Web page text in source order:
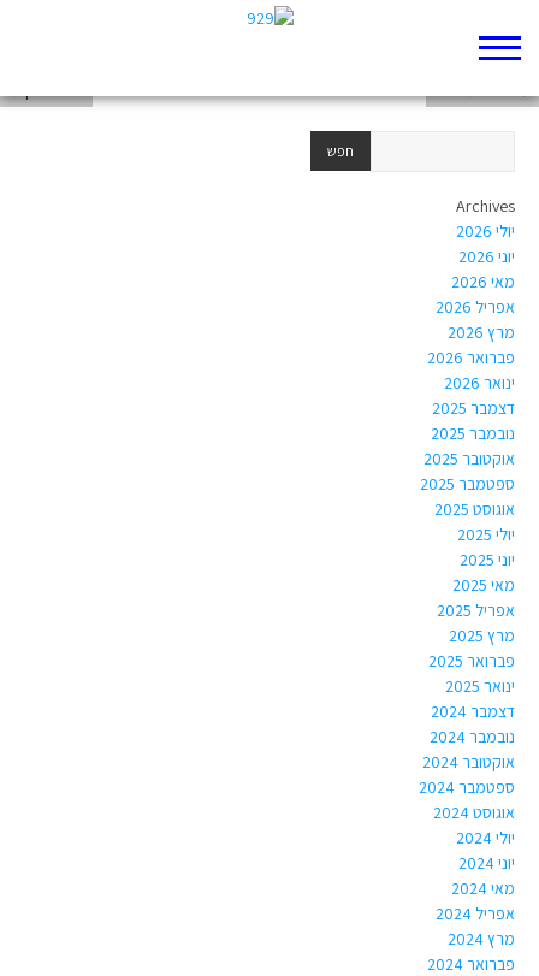
Archives
יולי 2026
יוני 2026
מאי 2026
אפריל 2026
מרץ 2026
פברואר 2026
ינואר 2026
דצמבר 2025
נובמבר 2025
אוקטובר 2025
ספטמבר 2025
אוגוסט 2025
יולי 2025
יוני 2025
מאי 2025
אפריל 2025
מרץ 2025
פברואר 2025
ינואר 2025
דצמבר 2024
נובמבר 2024
אוקטובר 2024
ספטמבר 2024
אוגוסט 2024
יולי 2024
יוני 2024
מאי 2024
אפריל 2024
מרץ 2024
פברואר 2024